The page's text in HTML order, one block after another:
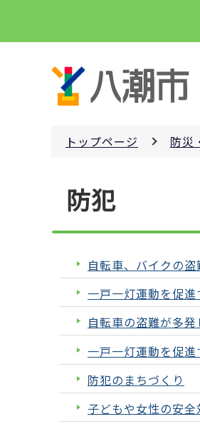
ペ
トップページ 防災
防犯
自転車、バイクの盗
一戸一灯運動を促
自転車の盗難が多
一戸一灯運動を促
防犯のまちづくり
子どもや女性の安全